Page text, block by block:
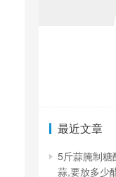
最近文章
5斤蒜腌制糖
蒜,要放多少